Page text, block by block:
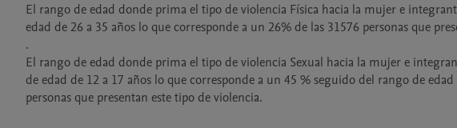
El rango de edad donde prima el tipo de violencia Física hacia la mujer e
edad de 26 a 35 años lo que corresponde a un 26% de las 31576 personas que
.
El rango de edad donde prima el tipo de violencia Sexual hacia la mujer e
de edad de 12 a 17 años lo que corresponde a un 45 % seguido del rango de
personas que presentan este tipo de violencia.